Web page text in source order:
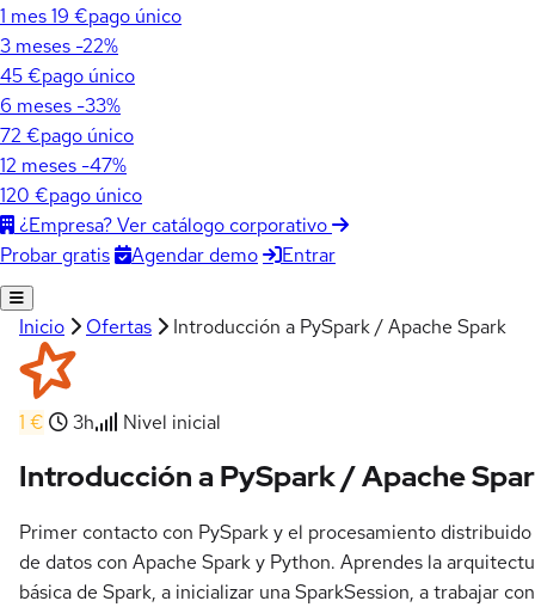
1 mes19 €pago único
3 meses -22%
45 €pago único
6 meses -33%
72 €pago único
12 meses -47%
120 €pago único
¿Empresa? Ver catálogo corporativo
Probar gratis
Agendar demo Entrar
Inicio Ofertas Introducción a PySpark / Apache Spark
1 € 3h Nivel inicial
Introducción a PySpark / Apache
Primer contacto con PySpark y el procesamiento distribuido
de datos con Apache Spark y Python. Aprendes la
básica de Spark, a inicializar una SparkSession, a trabajar con